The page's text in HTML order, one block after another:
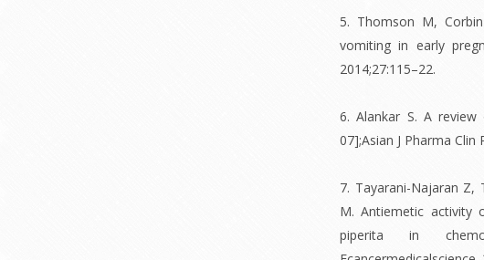
5. Thomson M,
vomiting in early
2014;27:115–22.
6. Alankar S. A
07];Asian J Pharma Clin
7. Tayarani-Najaran Z,
M. Antiemetic activity
piperita in